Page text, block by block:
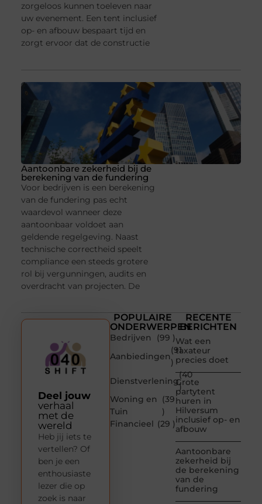
zorgeloos kunnen toeleven naar
uw evenement. Een tent inclusief
op- en afbouw bespaart tijd en
zorgt ervoor dat de constructie
Aantoonbare zekerheid bij de
berekening van de fundering
Voor bedrijven is een berekening
van de fundering pas echt
waardevol wanneer deze
aantoonbaar voldoet aan
geldende regelgeving. Naast
technische correctheid speelt
compliance een steeds grotere
rol bij vergunningen, audits en
overdracht van projecten. De
POPULAIRE
ONDERWERPEN
Bedrijven
(99 )
Aanbiedingen
(91
)
Dienstverlening
(40
)
Woning en
Tuin
(39
)
Financieel (29 )
RECENTE
BERICHTEN
Wat een
taxateur
precies doet
Grote
partytent
huren in
Hilversum
inclusief op- en
afbouw
Aantoonbare
zekerheid bij
de berekening
van de
fundering
Deel jouw
verhaal
met de
wereld
Heb jij iets te
vertellen? Of
ben je een
enthousiaste
lezer die op
zoek is naar